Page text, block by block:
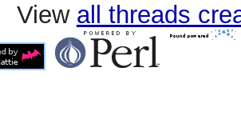
View all threads